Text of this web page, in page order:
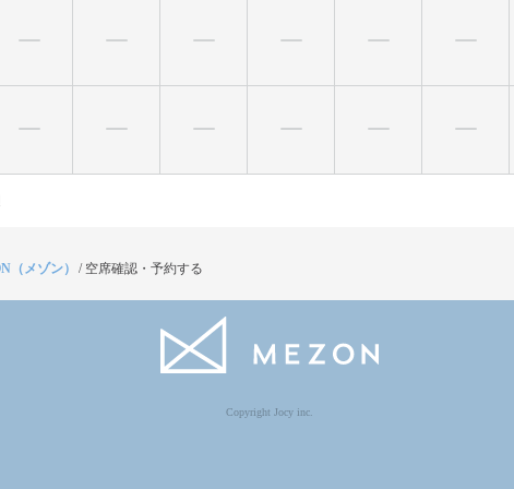
（メゾン） / 空席確認・予約する
Copyright Jocy inc.